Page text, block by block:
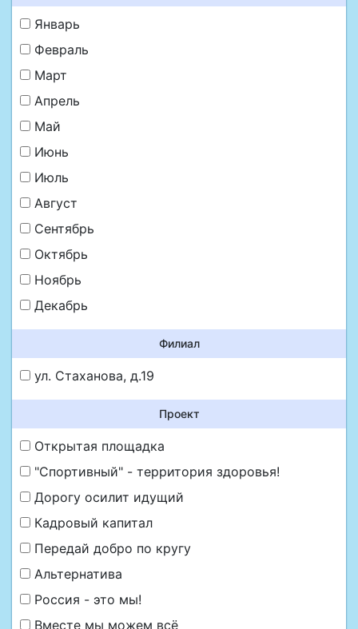
Январь
Февраль
Март
Апрель
Май
Июнь
Июль
Август
Сентябрь
Октябрь
Ноябрь
Декабрь
Филиал
ул. Стаханова, д.19
Проект
Открытая площадка
"Спортивный" - территория здоровья!
Дорогу осилит идущий
Кадровый капитал
Передай добро по кругу
Альтернатива
Россия - это мы!
Вместе мы можем всё